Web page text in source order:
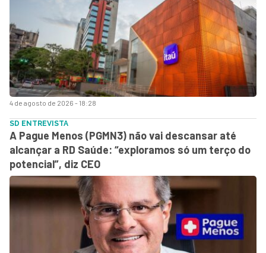
4 de agosto de 2026 - 18:28
SD ENTREVISTA
A Pague Menos (PGMN3) não vai descansar até
alcançar a RD Saúde: “exploramos só um terço do
potencial”, diz CEO